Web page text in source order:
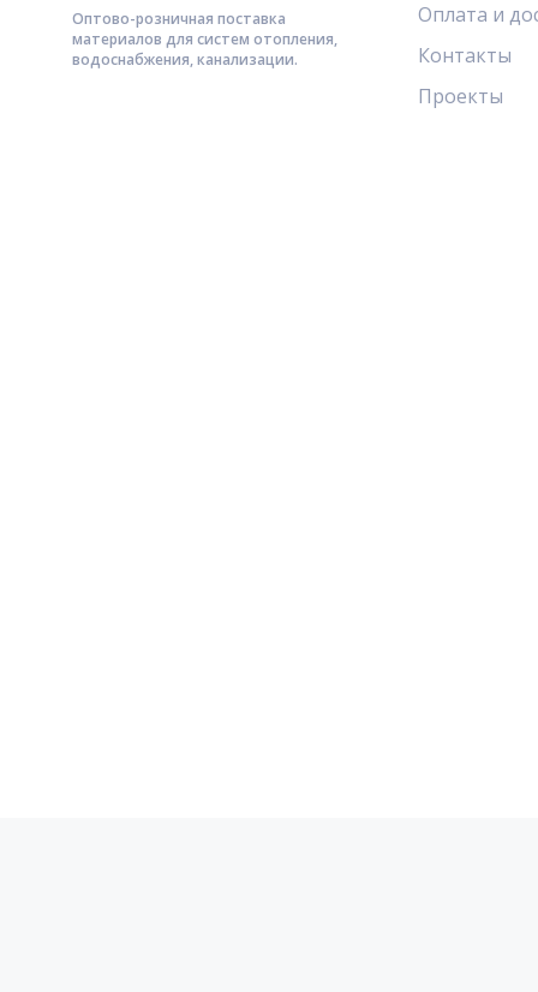
Оптово-розничная поставка
материалов для систем отопления,
водоснабжения, канализации.
Оплата и
Контакты
Проекты